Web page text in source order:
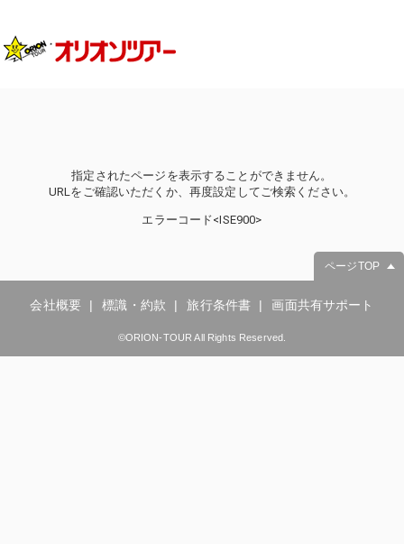
指定されたページを表示することができません。
URLをご確認いただくか、再度設定してご検索ください。
エラーコード<ISE900>
ページTOP
会社概要 標識・約款 旅行条件書 画面共有サポート
©ORION-TOUR All Rights Reserved.